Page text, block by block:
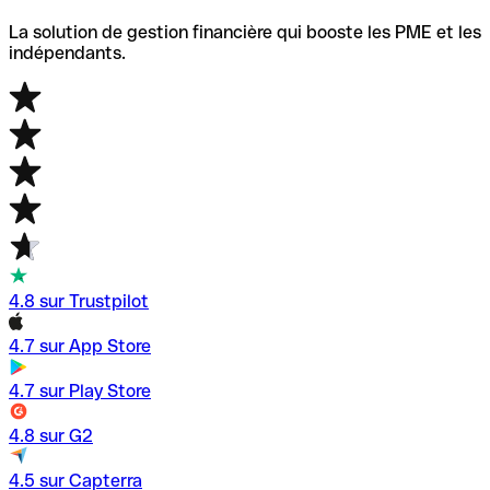
La solution de gestion financière qui booste les PME et les
indépendants.
4.8 sur Trustpilot
4.7 sur App Store
4.7 sur Play Store
4.8 sur G2
4.5 sur Capterra